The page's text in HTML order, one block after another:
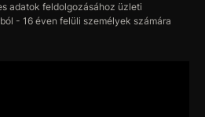
adatok feldolgozásához üzleti
- 16 éven felüli személyek számára